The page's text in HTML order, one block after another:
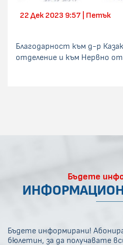
22 Дек 2023 9:57 | Петък
Благодарност към д-р
отделение и към Нервно
Бъдете
Бъдете информирани!
бюлетин, за да получавате